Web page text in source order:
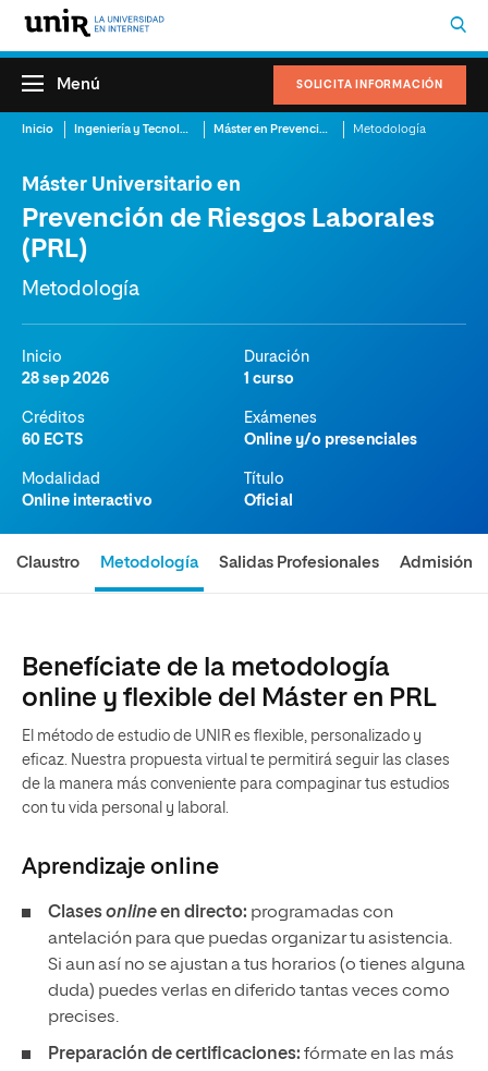
SOLICITA INFORMACIÓN
Menú
Inicio Ingeniería y Tecnología Máster en Prevención de Riesgos Laborales (PRL) Online Metodología
Máster Universitario en
Prevención de Riesgos Laborales
(PRL)
Metodología
Inicio
28 sep 2026
Duración
1 curso
Créditos
60 ECTS
Exámenes
Online y/o presenciales
Modalidad
Online interactivo
Título
Oficial
Claustro Metodología Salidas Profesionales Admisión
Benefíciate de la metodología
online y flexible del Máster en PRL
El método de estudio de UNIR es flexible, personalizado y
eficaz. Nuestra propuesta virtual te permitirá seguir las clases
de la manera más conveniente para compaginar tus estudios
con tu vida personal y laboral.
Aprendizaje online
Clasesonlineen directo: programadas con
antelación para que puedas organizar tu asistencia.
Si aun así no se ajustan a tus horarios (o tienes alguna
duda) puedes verlas en diferido tantas veces como
precises.
Preparación de certificaciones: fórmate en las más